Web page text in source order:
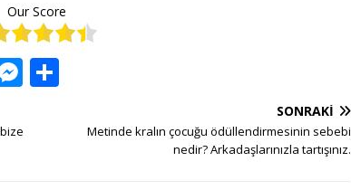
Our Score
M
ar SONRAKI
Metinde kralın çocuğu ödüllendirmesinin sebebi
nedir? Arkadaşlarınızla tartışınız.